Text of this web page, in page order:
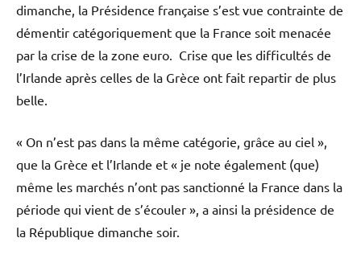
dimanche, la Présidence française s’est vue contrainte de
démentir catégoriquement que la France soit menacée
par la crise de la zone euro. Crise que les difficultés de
l’Irlande après celles de la Grèce ont fait repartir de plus
belle.
« On n’est pas dans la même catégorie, grâce au ciel »,
que la Grèce et l’Irlande et « je note également (que)
même les marchés n’ont pas sanctionné la France dans la
période qui vient de s’écouler », a ainsi la présidence de
la République dimanche soir.